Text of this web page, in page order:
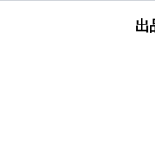
出